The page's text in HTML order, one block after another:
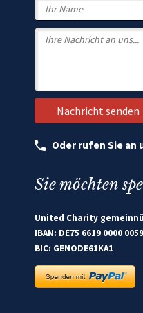
Oder rufen Sie an
Sie möchten
United Charity
IBAN: DE75 6619 0000
BIC: GENODE61KA1